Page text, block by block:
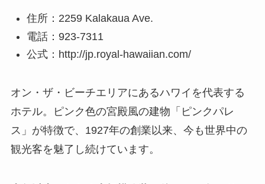
住所：2259 Kalakaua Ave.
電話：923-7311
公式：http://jp.royal-hawaiian.com/
オン・ザ・ビーチエリアにあるハワイを代表する
ホテル。ピンク色の宮殿風の建物「ピンクパレ
ス」が特徴で、1927年の創業以来、今も世界中の
観光客を魅了し続けています。